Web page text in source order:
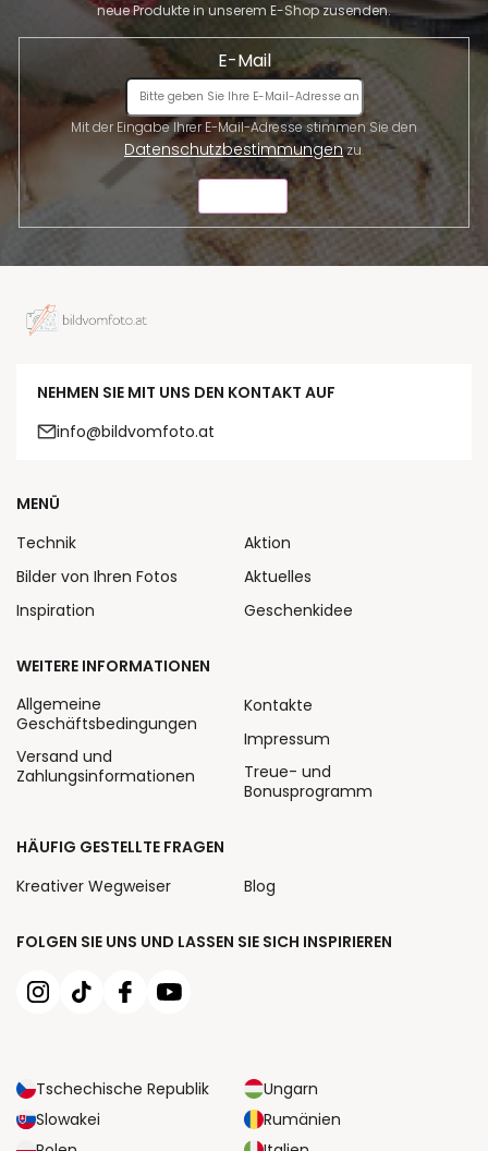
neue Produkte in unserem E-Shop zusenden.
E-Mail
Datenschutzbestimmungenzu.
NEHMEN SIE MIT UNS DEN KONTAKT AUF
info@bildvomfoto.at
FOLGEN SIE UNS UND LASSEN SIE SICH INSPIRIEREN
Tschechische Republik
Ungarn
Slowakei
Rumänien
MENÜ
Technik
Bilder von Ihren Fotos
Inspiration
Aktion
Aktuelles
Geschenkidee
WEITERE INFORMATIONEN
Allgemeine
Geschäftsbedingungen
Versand und
Zahlungsinformationen
Kontakte
Impressum
Treue- und
Bonusprogramm
HÄUFIG GESTELLTE FRAGEN
Kreativer Wegweiser
Blog